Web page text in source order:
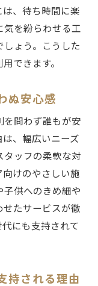
、待ち時間に楽
気を紛らわせる工
ょう。こうした
できます。
ぬ安心感
を問わず誰もが安
、幅広いニーズ
タッフの柔軟な対
けのやさしい施
供へのきめ細や
せたサービスが徹
にも支持されて
持される理由